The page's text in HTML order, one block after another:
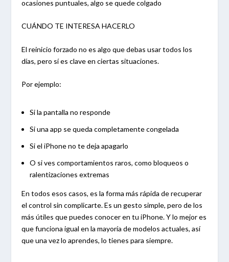
ocasiones puntuales, algo se quede colgado
CUÁNDO TE INTERESA HACERLO
El reinicio forzado no es algo que debas usar todos los
días, pero sí es clave en ciertas situaciones.
Por ejemplo:
Si la pantalla no responde
Si una app se queda completamente congelada
Si el iPhone no te deja apagarlo
O si ves comportamientos raros, como bloqueos o
ralentizaciones extremas
En todos esos casos, es la forma más rápida de recuperar
el control sin complicarte. Es un gesto simple, pero de los
más útiles que puedes conocer en tu iPhone. Y lo mejor es
que funciona igual en la mayoría de modelos actuales, así
que una vez lo aprendes, lo tienes para siempre.